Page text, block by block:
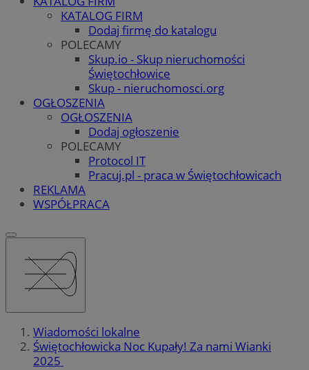
KATALOG FIRM
Dodaj firmę do katalogu
POLECAMY
Skup.io - Skup nieruchomości
Świętochłowice
Skup - nieruchomosci.org
OGŁOSZENIA
OGŁOSZENIA
Dodaj ogłoszenie
POLECAMY
Protocol IT
Pracuj.pl - praca w Świętochłowicach
REKLAMA
WSPÓŁPRACA
Wiadomości lokalne
Świętochłowicka Noc Kupały! Za nami Wianki
2025